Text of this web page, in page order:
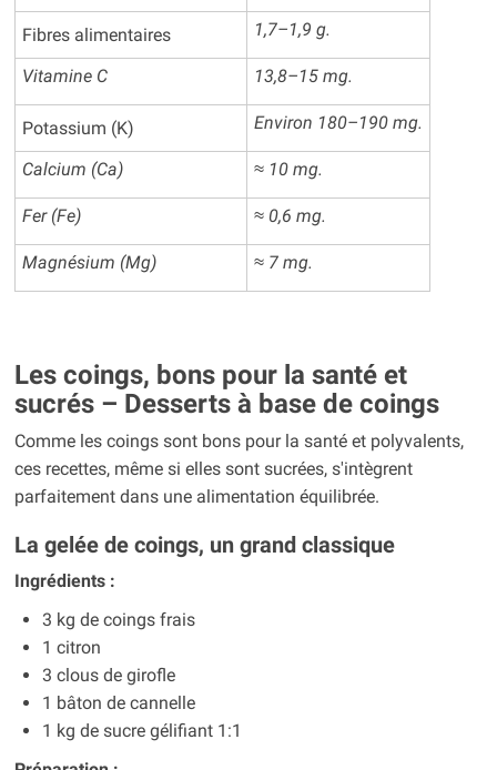
Fibres alimentaires 1,7–1,9 g.
Vitamine C 13,8–15 mg.
Potassium (K) Environ 180–190 mg.
Calcium (Ca) ≈ 10 mg.
Fer (Fe) ≈ 0,6 mg.
Magnésium (Mg) ≈ 7 mg.
Les coings, bons pour la santé et
sucrés – Desserts à base de coings
Comme les coings sont bons pour la santé et polyvalents,
ces recettes, même si elles sont sucrées, s'intègrent
parfaitement dans une alimentation équilibrée.
La gelée de coings, un grand classique
Ingrédients :
3 kg de coings frais
1 citron
3 clous de girofle
1 bâton de cannelle
1 kg de sucre gélifiant 1:1